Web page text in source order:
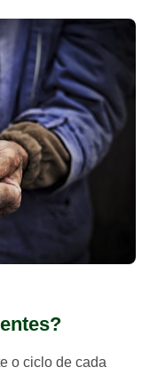
o ciclo de cada